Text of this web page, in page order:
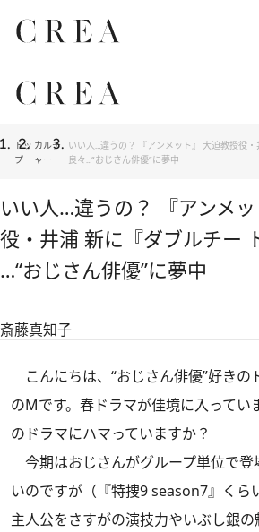
トッ
プ
カルチ
ャー
いい人…違うの？ 『アンメット』 大迫教授役
良々…“おじさん俳優”に夢中
いい人…違うの？ 『アンメ
役・井浦 新に『ダブルチー
…“おじさん俳優”に夢中
斎藤真知子
こんにちは、“おじさん俳優”好きの
のMです。春ドラマが佳境に入ってい
のドラマにハマっていますか？
今期はおじさんがグループ単位で登
いのですが（『特捜9 season7』くら
主人公をさすがの演技力やいぶし銀